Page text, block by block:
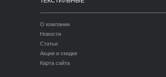
О компании
Новости
Статьи
Акции и скидки
Карта сайта